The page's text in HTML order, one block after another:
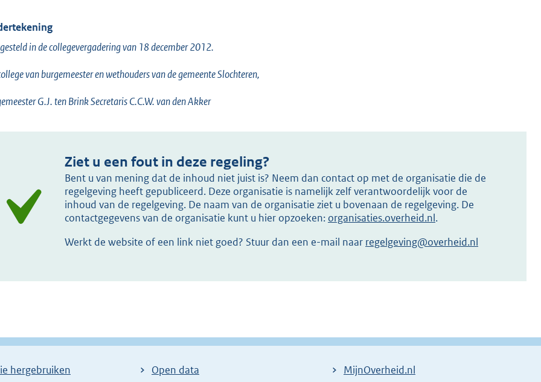
in de collegevergadering van 18 december 2012.
van burgemeester en wethouders van de gemeente Slochteren,
G.J. ten Brink Secretaris C.C.W. van den Akker
Ziet u een fout in deze regeling?
Bent u van mening dat de inhoud niet juist is? Neem dan contact op met de organisatie die de
regelgeving heeft gepubliceerd. Deze organisatie is namelijk zelf verantwoordelijk voor de
inhoud van de regelgeving. De naam van de organisatie ziet u bovenaan de regelgeving. De
contactgegevens van de organisatie kunt u hier opzoeken: organisaties.overheid.nl.
Werkt de website of een link niet goed? Stuur dan een e-mail naar regelgeving@overheid.nl
hergebruiken
Open data
MijnOverheid.nl